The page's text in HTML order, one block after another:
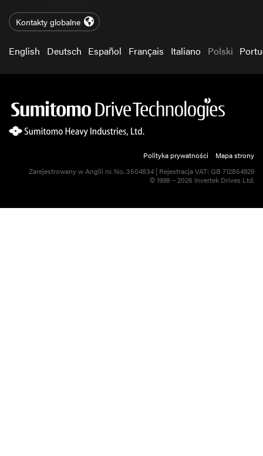
Kontakty globalne
English Deutsch Español Français Italiano Polski
Polityka prywatności
Mapa strony
Zarejestrowany w Anglii nr. No. 3504834 | Rejestracja VAT: GB 712854929
© 1998 – 2026 Invertek Drives Ltd.